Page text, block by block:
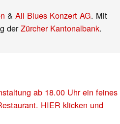
&All Blues Konzert AG. Mit
derZürcher Kantonalbank.
ab 18.00 Uhr ein feines
HIER klicken und